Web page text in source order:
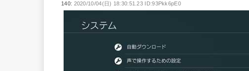
140: 2020/10/04(日) 18:30:51.23 ID:93Pkk6pE0